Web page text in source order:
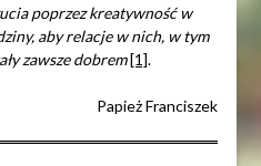
poprzez kreatywność w
aby relacje w nich, w tym
zawsze dobrem[1].
Papież Franciszek